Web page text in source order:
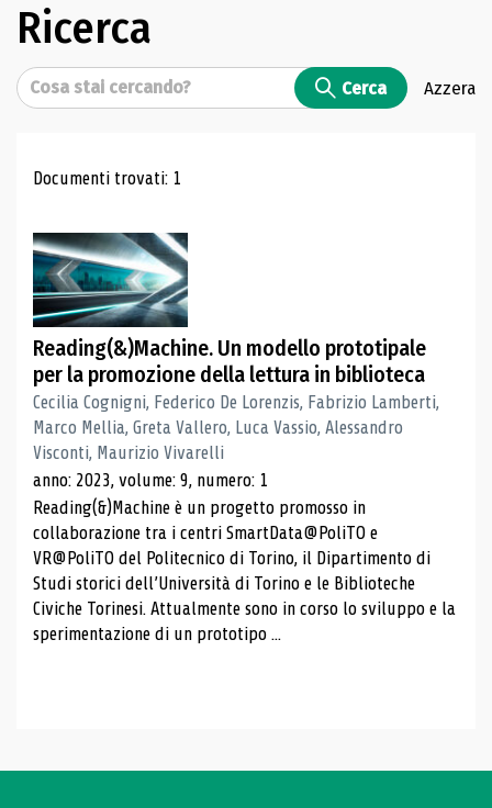
Ricerca
Cerca Cerca Azzera
Risultati di ricerca
Documenti trovati: 1
Reading(&)Machine. Un modello prototipale
per la promozione della lettura in biblioteca
Cecilia Cognigni, Federico De Lorenzis, Fabrizio Lamberti,
Marco Mellia, Greta Vallero, Luca Vassio, Alessandro
Visconti, Maurizio Vivarelli
anno: 2023, volume: 9, numero: 1
Reading(&)Machine è un progetto promosso in
collaborazione tra i centri SmartData@PoliTO e
VR@PoliTO del Politecnico di Torino, il Dipartimento di
Studi storici dell’Università di Torino e le Biblioteche
Civiche Torinesi. Attualmente sono in corso lo sviluppo e la
sperimentazione di un prototipo ...